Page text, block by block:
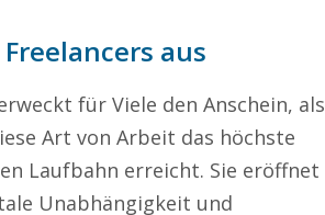
aus
für Viele den Anschein, als
Art von Arbeit das höchste
Laufbahn erreicht. Sie eröffnet
Unabhängigkeit und